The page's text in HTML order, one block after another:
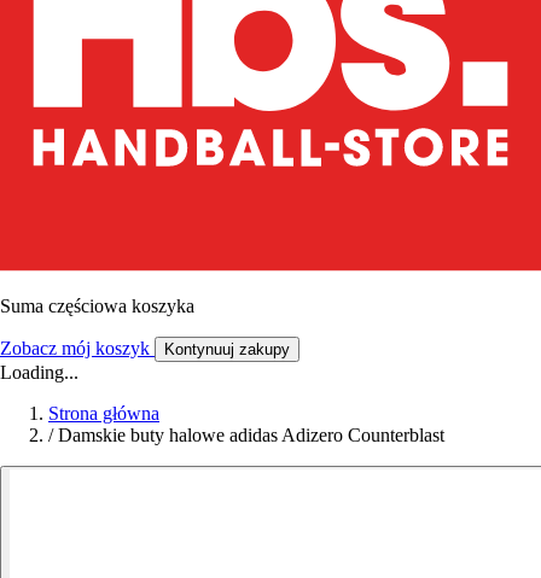
Suma częściowa koszyka
Zobacz mój koszyk Kontynuuj zakupy
Loading...
Strona główna
/ Damskie buty halowe adidas Adizero Counterblast